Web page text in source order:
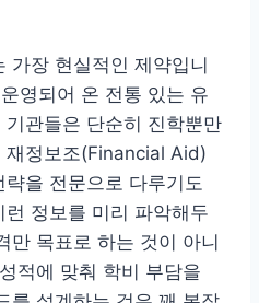
가장 현실적인 제약입니
영되어 온 전통 있는 유
관들은 단순히 진학뿐만
재정보조(Financial Aid)
을 전문으로 다루기도
정보를 미리 파악해두
만 목표로 하는 것이 아니
적에 맞춰 학비 부담을